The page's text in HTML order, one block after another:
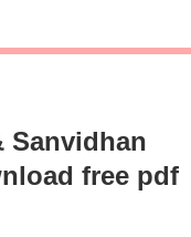
Sanvidhan
free pdf